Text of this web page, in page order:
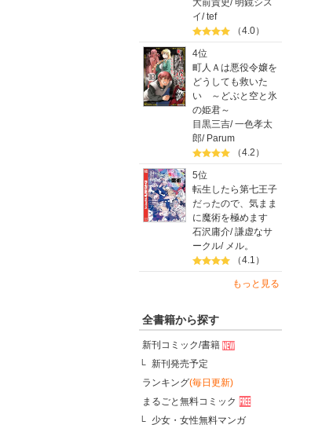
大前貴史/明鏡シス
イ/tef
（4.0）
4位
町人Ａは悪役令嬢を
どうしても救いた
い ～どぶと空と氷
の姫君～
目黒三吉/一色孝太
郎/ Parum
（4.2）
5位
転生したら第七王子
だったので、気まま
に魔術を極めます
石沢庸介/謙虚なサ
ークル/ メル。
（4.1）
もっと見る
全書籍から探す
新刊コミック/書籍
新刊発売予定
ランキング(毎日更新)
まるごと無料コミック
少女・女性無料マンガ